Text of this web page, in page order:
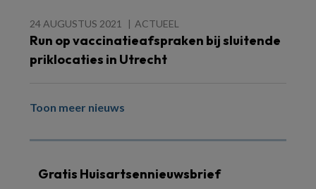
24 AUGUSTUS 2021 ACTUEEL
Run op vaccinatieafspraken bij sluitende
priklocaties in Utrecht
Toon meer nieuws
Gratis Huisartsennieuwsbrief